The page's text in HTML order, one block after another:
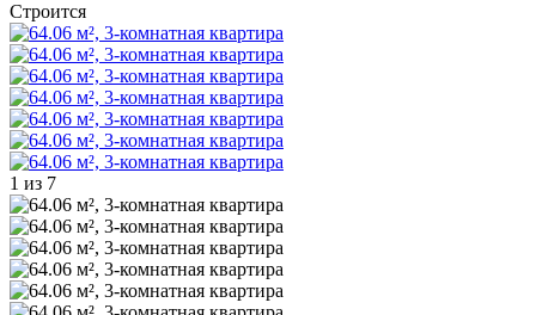
Строится
1 из 7